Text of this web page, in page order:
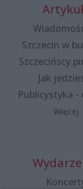
Szczecin w
Szczecińscy
Jak
Publicystyka -
Więcej